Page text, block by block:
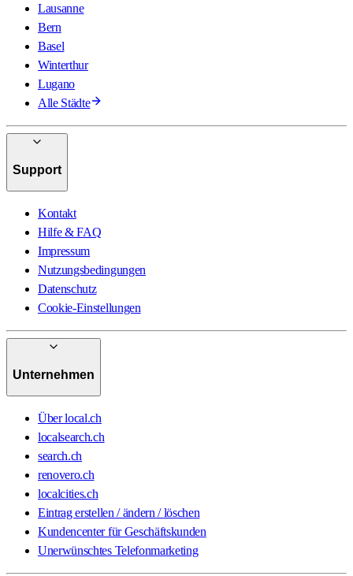
Lausanne
Bern
Basel
Winterthur
Lugano
Alle Städte
Support
Kontakt
Hilfe & FAQ
Impressum
Nutzungsbedingungen
Datenschutz
Cookie-Einstellungen
Unternehmen
Über local.ch
localsearch.ch
search.ch
renovero.ch
localcities.ch
Eintrag erstellen / ändern / löschen
Kundencenter für Geschäftskunden
Unerwünschtes Telefonmarketing